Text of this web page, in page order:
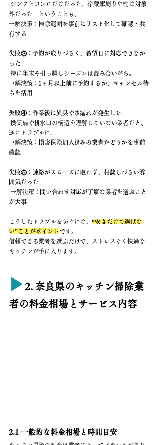
シンクとコンロだけだった、冷蔵庫周りや棚は対象
外だった…ということも。
→解決策： 掃除範囲を事前にリスト化して確認・共
有する
失敗③：予約が取りづらく、希望日に対応できなか
った
特に年末や引っ越しシーズンは混み合いがち。
→解決策： 1ヶ月以上前に予約するか、キャンセル待
ちを活用
失敗④：作業後に異臭や水漏れが発生した
換気扇や排水口の構造を理解していない業者だと、
逆にトラブルに。
→解決策： 損害保険加入済みの業者かどうかを事前
確認
失敗⑤：連絡がスムーズに取れず、相談しづらい雰
囲気だった
→解決策： 問い合わせ対応が丁寧な業者を選ぶこと
が大事
こうしたトラブルを防ぐには、 “安さだけで選ばな
い”ことがポイント です。
信頼できる業者を選ぶだけで、ストレスなく快適な
キッチンが手に入ります。
▶︎ 2. 奈良県のキッチン掃除業
者の料金相場とサービス内容
2.1 一般的な料金相場と時間目安